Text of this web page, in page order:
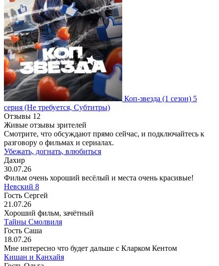
Коп-звезда (1 сезон) 5
серия (Не требуется, Субтитры)
Отзывы 12
Живые отзывы зрителей
Смотрите, что обсуждают прямо сейчас, и подключайтесь к
разговору о фильмах и сериалах.
Убежать, догнать, влюбиться
Дахир
30.07.26
Фильм очень хороший весёлый и места очень красивые!
Невский 8
Гость Сергей
21.07.26
Хороший фильм, зачётный
Тайны Смолвиля
Гость Саша
18.07.26
Мне интересно что будет дальше с Кларком Кентом
Кишан и Канхайя